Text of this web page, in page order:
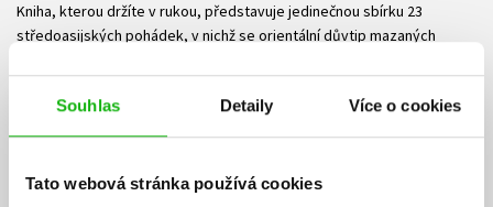
Souhlas Detaily Více o cookies
Tato webová stránka používá cookies
Kniha, kterou držíte v rukou, představuje jedinečnou sbírku 23
středoasijských pohádek, v nichž se orientální důvtip mazaných
krvelačných démonů soupeří s bezbřehou mocí urozených chánů a
zámožných šáhů.
Ke stažení